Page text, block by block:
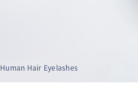
Human Hair Eyelashes